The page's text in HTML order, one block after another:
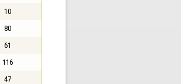
10
80
61
116
47